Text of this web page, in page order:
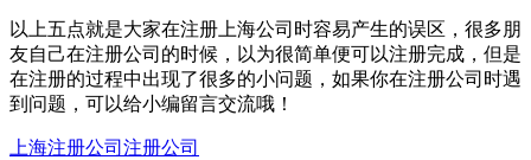
以上五点就是大家在注册上海公司时容易产生的误区，很多朋
友自己在注册公司的时候，以为很简单便可以注册完成，但是
在注册的过程中出现了很多的小问题，如果你在注册公司时遇
到问题，可以给小编留言交流哦！
上海注册公司 注册公司